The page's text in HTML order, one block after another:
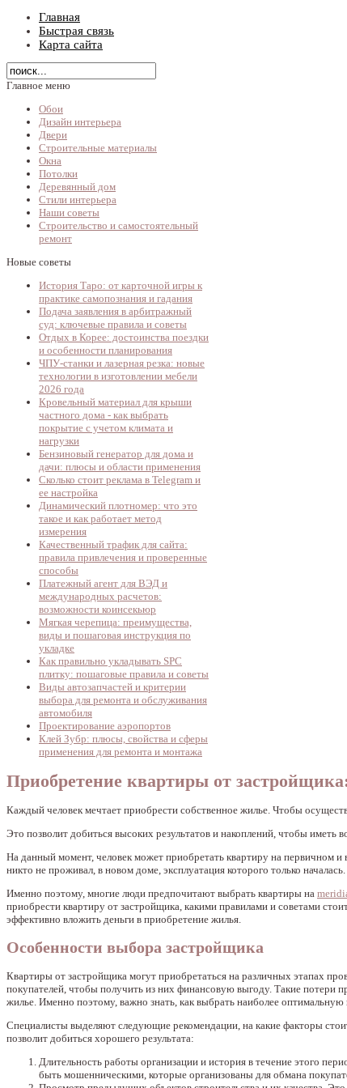
Главная
Быстрая связь
Карта сайта
Главное меню
Обои
Дизайн интерьера
Двери
Строительные материалы
Окна
Потолки
Деревянный дом
Стили интерьера
Наши советы
Строительство и самостоятельный
ремонт
Новые советы
История Таро: от карточной игры к
практике самопознания и гадания
Подача заявления в арбитражный
суд: ключевые правила и советы
Отдых в Корее: достоинства поездки
и особенности планирования
ЧПУ-станки и лазерная резка: новые
технологии в изготовлении мебели
2026 года
Кровельный материал для крыши
частного дома - как выбрать
покрытие с учетом климата и
нагрузки
Бензиновый генератор для дома и
дачи: плюсы и области применения
Сколько стоит реклама в Telegram и
ее настройка
Динамический плотномер: что это
такое и как работает метод
измерения
Качественный трафик для сайта:
правила привлечения и проверенные
способы
Платежный агент для ВЭД и
международных расчетов:
возможности коинсекьюр
Мягкая черепица: преимущества,
виды и пошаговая инструкция по
укладке
Как правильно укладывать SPC
плитку: пошаговые правила и советы
Виды автозапчастей и критерии
выбора для ремонта и обслуживания
автомобиля
Проектирование аэропортов
Клей Зубр: плюсы, свойства и сферы
применения для ремонта и монтажа
Приобретение квартиры от
Каждый человек мечтает приобрести собственное жилье. Чтобы
Это позволит добиться высоких результатов и накоплений, чтобы иметь
На данный момент, человек может приобретать квартиру на первичном
никто не проживал, в новом доме, эксплуатация которого только началась.
Именно поэтому, многие люди предпочитают выбрать квартиры на
приобрести квартиру от застройщика, какими правилами и советами
эффективно вложить деньги в приобретение жилья.
Особенности выбора застройщика
Квартиры от застройщика могут приобретаться на различных этапах
покупателей, чтобы получить из них финансовую выгоду. Такие потери
жилье. Именно поэтому, важно знать, как выбрать наиболее
Специалисты выделяют следующие рекомендации, на какие факторы
позволит добиться хорошего результата:
Длительность работы организации и история в течение этого
быть мошенническими, которые организованы для обмана